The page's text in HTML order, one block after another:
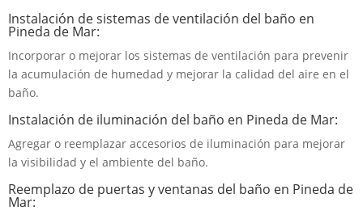
Instalación de sistemas de ventilación del baño en
Pineda de Mar:
Incorporar o mejorar los sistemas de ventilación para prevenir
la acumulación de humedad y mejorar la calidad del aire en el
baño.
Instalación de iluminación del baño en Pineda de Mar:
Agregar o reemplazar accesorios de iluminación para mejorar
la visibilidad y el ambiente del baño.
Reemplazo de puertas y ventanas del baño en Pineda de
Mar: